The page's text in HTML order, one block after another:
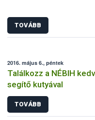
TOVÁBB
2016. május 6., péntek
Találkozz a NÉBIH
segítő kutyával
TOVÁBB